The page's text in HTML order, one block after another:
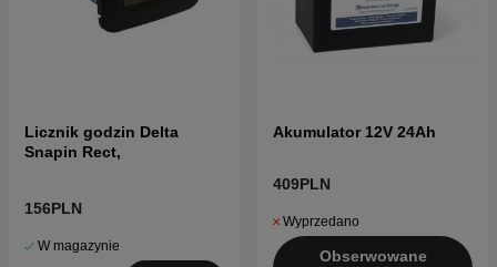
Licznik godzin Delta
Snapin Rect,
156PLN
W magazynie
Akumulator 12V 24Ah
409PLN
Wyprzedano
Obserwowane